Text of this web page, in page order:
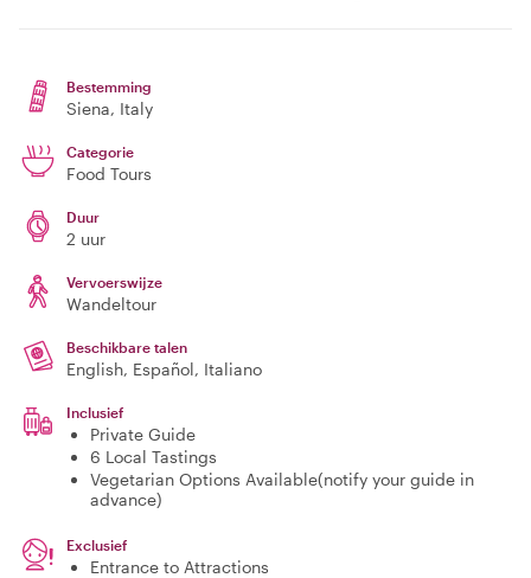
Bestemming
Siena, Italy
Categorie
Food Tours
Duur
2 uur
Vervoerswijze
Wandeltour
Beschikbare talen
English, Español, Italiano
Inclusief
Private Guide
6 Local Tastings
Vegetarian Options Available(notify your guide in
advance)
Exclusief
Entrance to Attractions